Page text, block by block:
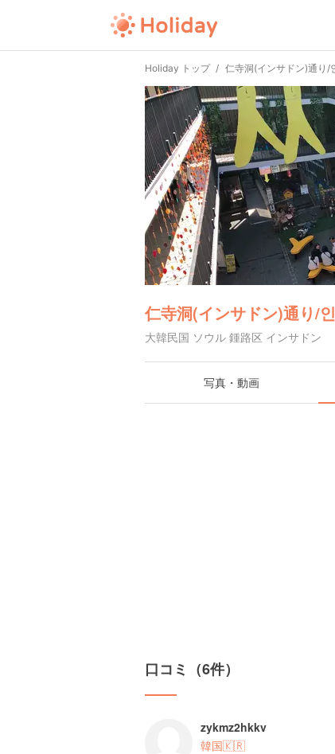
Holiday トップ 仁寺洞(インサドン)通り/
仁寺洞(インサドン)通り/
大韓民国 ソウル 鍾路区 インサドン
写真・動画
口コミ（6件）
zykmz2hkkv
韓国🇰🇷